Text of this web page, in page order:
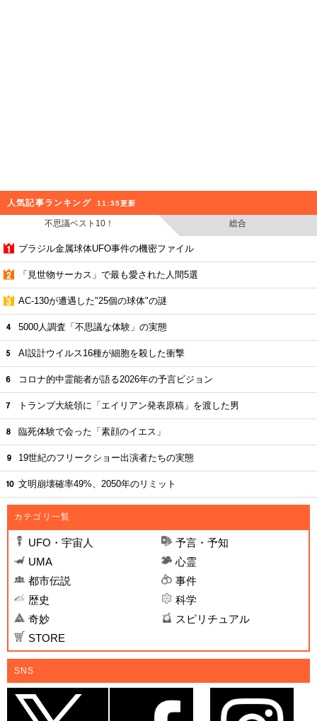
人気記事ランキング 11:35更新
不思議ベスト10！ 総合
ブラジル金属球体UFO事件の機密ファイル
「見世物サーカス」で最も愛された人間5選
AC-130が遭遇した"25個の球体"の謎
5000人調査「不思議な体験」の実態
AI設計ウイルス16種が細胞を殺した衝撃
コロナ的中霊能者が語る2026年の予言ビジョン
トランプ大統領に「エイリアン発表原稿」を渡した男
臨死体験で会った「素顔のイエス」
19世紀のフリークショー出演者たちの実態
文明崩壊確率49%、2050年のリミット
カテゴリ一覧
UFO・宇宙人
予言・予知
UMA
心霊
都市伝説
事件
歴史
科学
奇妙
スピリチュアル
STORE
SNS